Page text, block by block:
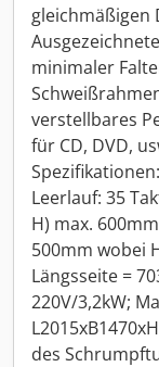
gleichmäßigen
minimaler
verstellbares
für CD, DVD,
Leerlauf: 35
H) max.
500mm wobei
Längsseite =
220V/3,2kW;
des